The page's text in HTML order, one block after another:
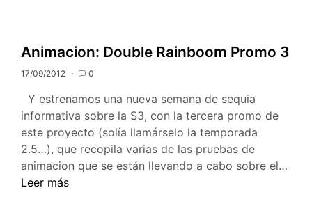
Karaoke,
Magic
Animacion: Double Rainboom Promo 3
17/09/2012 0
Y estrenamos una nueva semana de sequia
informativa sobre la S3, con la tercera promo de
este proyecto (solía llamárselo la temporada
2.5…), que recopila varias de las pruebas de
animacion que se están llevando a cabo sobre el…
Leer más